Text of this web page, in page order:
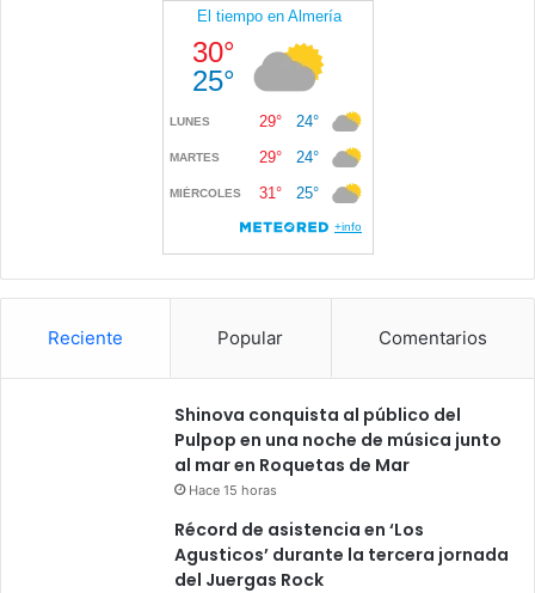
Reciente Popular Comentarios
Shinova conquista al público del
Pulpop en una noche de música junto
al mar en Roquetas de Mar
Hace 15 horas
Récord de asistencia en ‘Los
Agusticos’ durante la tercera jornada
del Juergas Rock